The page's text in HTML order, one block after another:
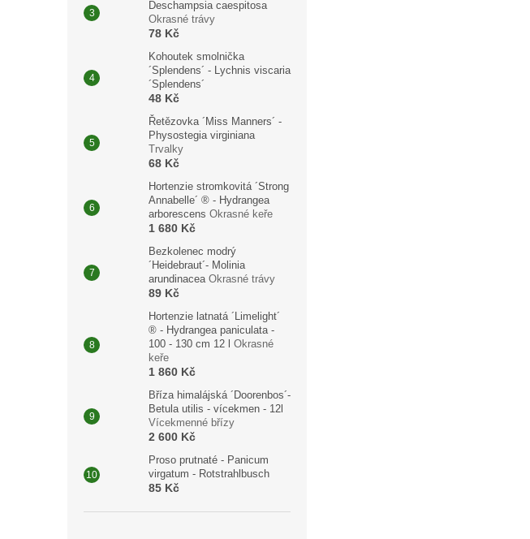
Deschampsia caespitosa
Okrasné trávy
78 Kč
Kohoutek smolnička
´Splendens´ - Lychnis viscaria
´Splendens´
48 Kč
Řetězovka ´Miss Manners´ -
Physostegia virginiana
Trvalky
68 Kč
Hortenzie stromkovitá ´Strong
Annabelle´ ® - Hydrangea
arborescens Okrasné keře
1 680 Kč
Bezkolenec modrý
´Heidebraut´- Molinia
arundinacea Okrasné trávy
89 Kč
Hortenzie latnatá ´Limelight´
® - Hydrangea paniculata -
100 - 130 cm 12 l Okrasné
keře
1 860 Kč
Bříza himalájská ´Doorenbos´-
Betula utilis - vícekmen - 12l
Vícekmenné břízy
2 600 Kč
Proso prutnaté - Panicum
virgatum - Rotstrahlbusch
85 Kč